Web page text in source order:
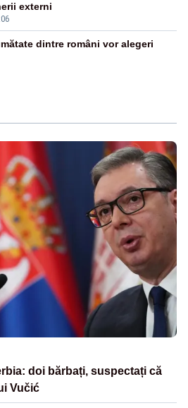
externi
dintre români vor alegeri
doi bărbați, suspectați că
Vučić